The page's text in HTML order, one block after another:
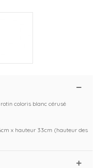
coloris blanc cérusé
x hauteur 33cm (hauteur des